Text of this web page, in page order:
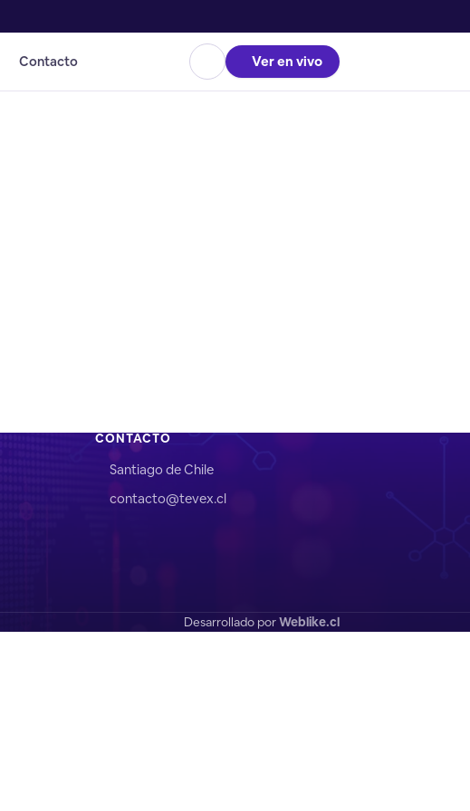
Contacto Ver en vivo
CONTACTO
Santiago de Chile
contacto@tevex.cl
Desarrollado porWeblike.cl